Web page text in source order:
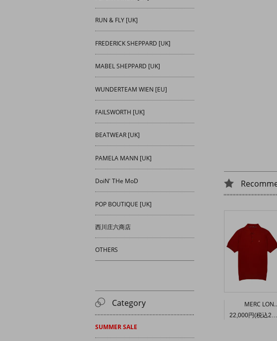
MERC LONDON “ARCHIE” マーセライズド コットン ニットポロ〈シエナ色〉
22,000円(税込24,200円)
RUN & FLY [UK]
FREDERICK SHEPPARD [UK]
MABEL SHEPPARD [UK]
WUNDERTEAM WIEN [EU]
FAILSWORTH [UK]
BEATWEAR [UK]
PAMELA MANN [UK]
DoiN' THe MoD
POP BOUTIQUE [UK]
西川庄六商店
OTHERS
Category
SUMMER SALE